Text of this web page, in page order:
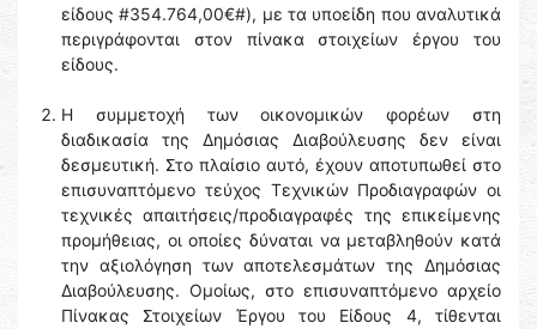
είδους #354.764,00€#), με τα υποείδη που αναλυτικά
περιγράφονται στον πίνακα στοιχείων έργου του
είδους.
H συμμετοχή των οικονομικών φορέων στη
διαδικασία της Δημόσιας Διαβούλευσης δεν είναι
δεσμευτική. Στο πλαίσιο αυτό, έχουν αποτυπωθεί στο
επισυναπτόμενο τεύχος Τεχνικών Προδιαγραφών οι
τεχνικές απαιτήσεις/προδιαγραφές της επικείμενης
προμήθειας, οι οποίες δύναται να μεταβληθούν κατά
την αξιολόγηση των αποτελεσμάτων της Δημόσιας
Διαβούλευσης. Ομοίως, στο επισυναπτόμενο αρχείο
Πίνακας Στοιχείων Έργου του Είδους 4, τίθενται